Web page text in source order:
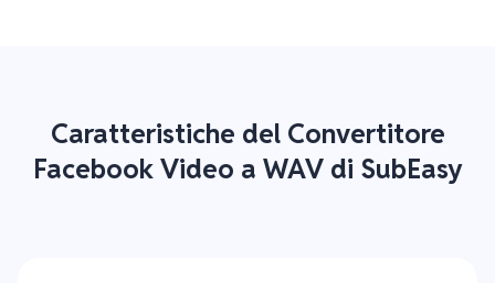
Caratteristiche del Convertitore
Facebook Video a WAV di SubEasy